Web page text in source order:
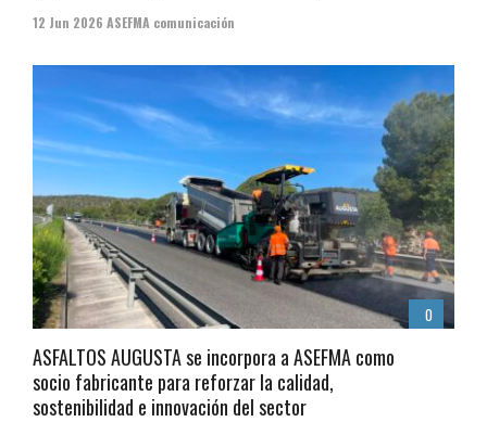
12 Jun 2026 ASEFMA comunicación
0
ASFALTOS AUGUSTA se incorpora a ASEFMA como
socio fabricante para reforzar la calidad,
sostenibilidad e innovación del sector